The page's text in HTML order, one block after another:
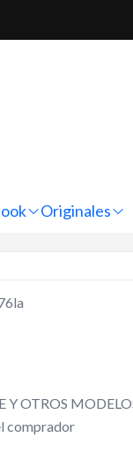
Originales
HP
Y OTROS
comprador